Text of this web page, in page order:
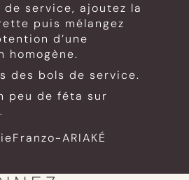
de service, ajoutez la
puis mélangez
d’une
homogène.
des bols de service.
peu de féta sur
ARIAKÉ